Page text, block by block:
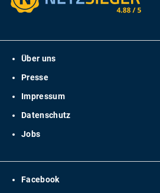
Über uns
Presse
Impressum
Datenschutz
Jobs
Facebook